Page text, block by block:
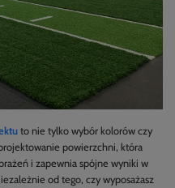
to nie tylko wybór kolorów czy
powierzchni, która
i zapewnia spójne wyniki w
od tego, czy wyposażasz